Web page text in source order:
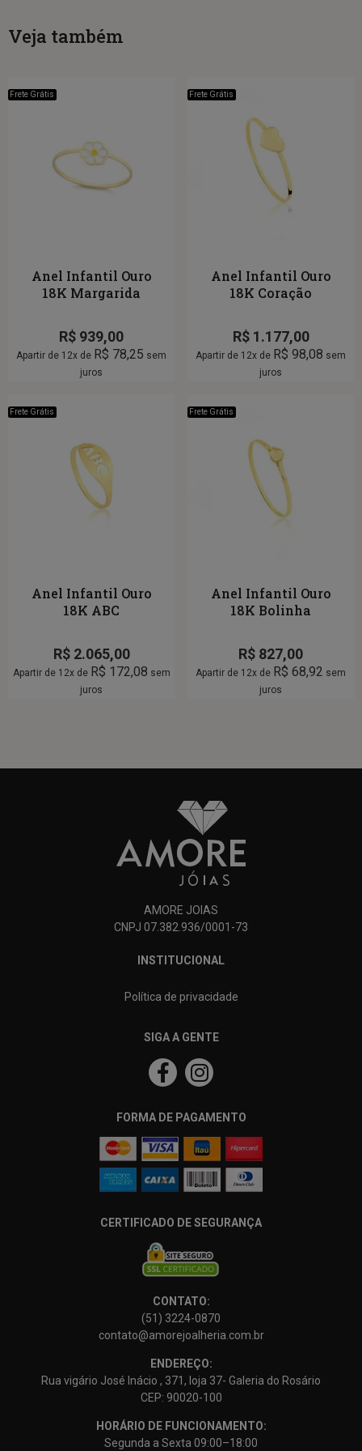
Veja também
Frete Grátis
Anel Infantil Ouro
18K Margarida
R$ 939,00
Apartir de 12x de R$ 78,25 sem
juros
Frete Grátis
Anel Infantil Ouro
18K Coração
R$1.177,00
Apartir de 12x de R$ 98,08 sem
juros
Frete Grátis
Anel Infantil Ouro
18K ABC
R$2.065,00
Apartir de 12x de R$ 172,08 sem
juros
Frete Grátis
Anel Infantil Ouro
18K Bolinha
R$ 827,00
Apartir de 12x de R$ 68,92 sem
juros
AMORE JOIAS
CNPJ 07.382.936/0001-73
INSTITUCIONAL
Política de privacidade
SIGA A GENTE
FORMA DE PAGAMENTO
CERTIFICADO DE SEGURANÇA
CONTATO:
(51) 3224-0870
contato@amorejoalheria.com.br
ENDEREÇO:
Rua vigário José Inácio , 371, loja 37- Galeria do Rosário
CEP: 90020-100
HORÁRIO DE FUNCIONAMENTO:
Segunda a Sexta 09:00–18:00